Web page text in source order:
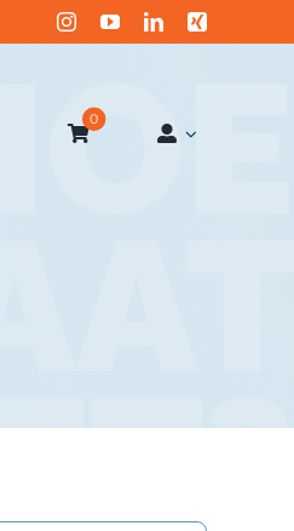
0